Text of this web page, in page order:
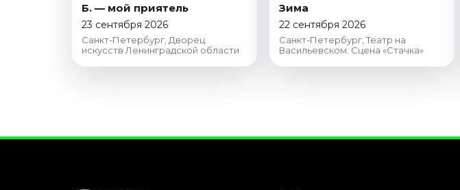
Б. — мой приятель
23 сентября 2026
Санкт-Петербург, Дворец
искусств Ленинградской области
Зима
22 сентября 2026
Санкт-Петербург, Театр на
Васильевском. Сцена «Стачка»